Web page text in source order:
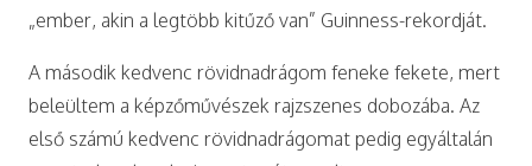
„ember, akin a legtöbb kitűző van” Guinness-rekordját.
A második kedvenc rövidnadrágom feneke fekete, mert
beleültem a képzőművészek rajzszenes dobozába. Az
első számú kedvenc rövidnadrágomat pedig egyáltalán